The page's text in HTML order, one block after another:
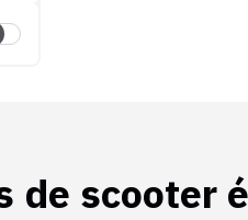
amovible
de scooter